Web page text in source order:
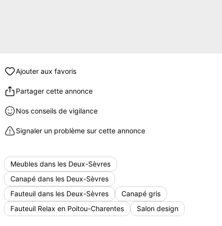
Ajouter aux favoris
Partager cette annonce
Nos conseils de vigilance
Signaler un problème sur cette annonce
Meubles dans les Deux-Sèvres
Canapé dans les Deux-Sèvres
Fauteuil dans les Deux-Sèvres
Canapé gris
Fauteuil Relax en Poitou-Charentes
Salon design